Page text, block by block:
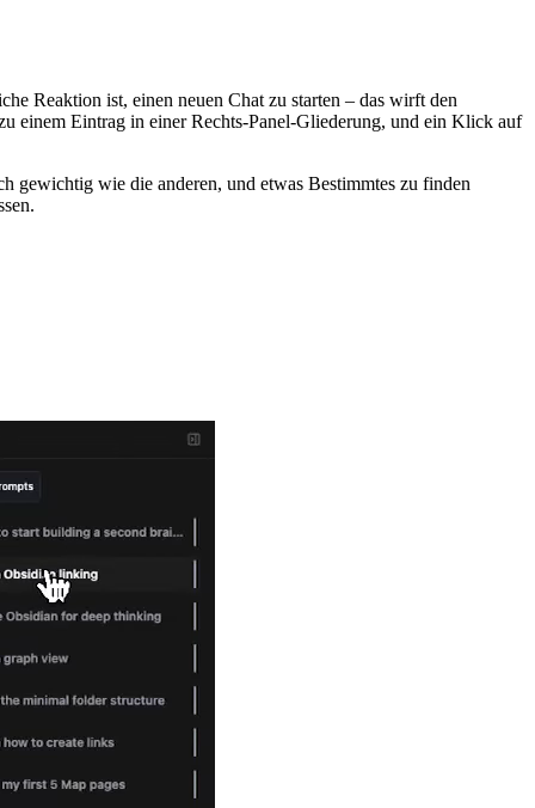
Reaktion ist, einen neuen Chat zu starten – das wirft den
einem Eintrag in einer Rechts-Panel-Gliederung, und ein Klick auf
gewichtig wie die anderen, und etwas Bestimmtes zu finden